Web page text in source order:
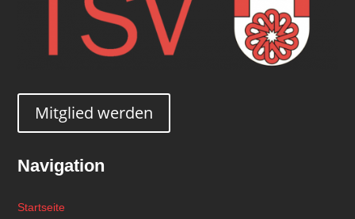
Mitglied werden
Navigation
Startseite